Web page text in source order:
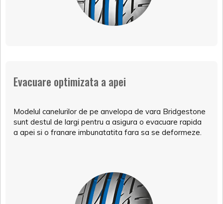
Evacuare optimizata a apei
Modelul canelurilor de pe anvelopa de vara Bridgestone
sunt destul de largi pentru a asigura o evacuare rapida
a apei si o franare imbunatatita fara sa se deformeze.